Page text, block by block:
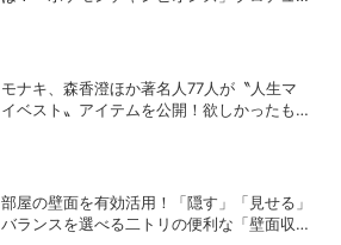
モナキ、森香澄ほか著名人77人が〝人生マ
イベスト〟アイテムを公開！欲しかったもの
部屋の壁面を有効活用！「隠す」「見せる」
バランスを選べる二トリの便利な「壁面収